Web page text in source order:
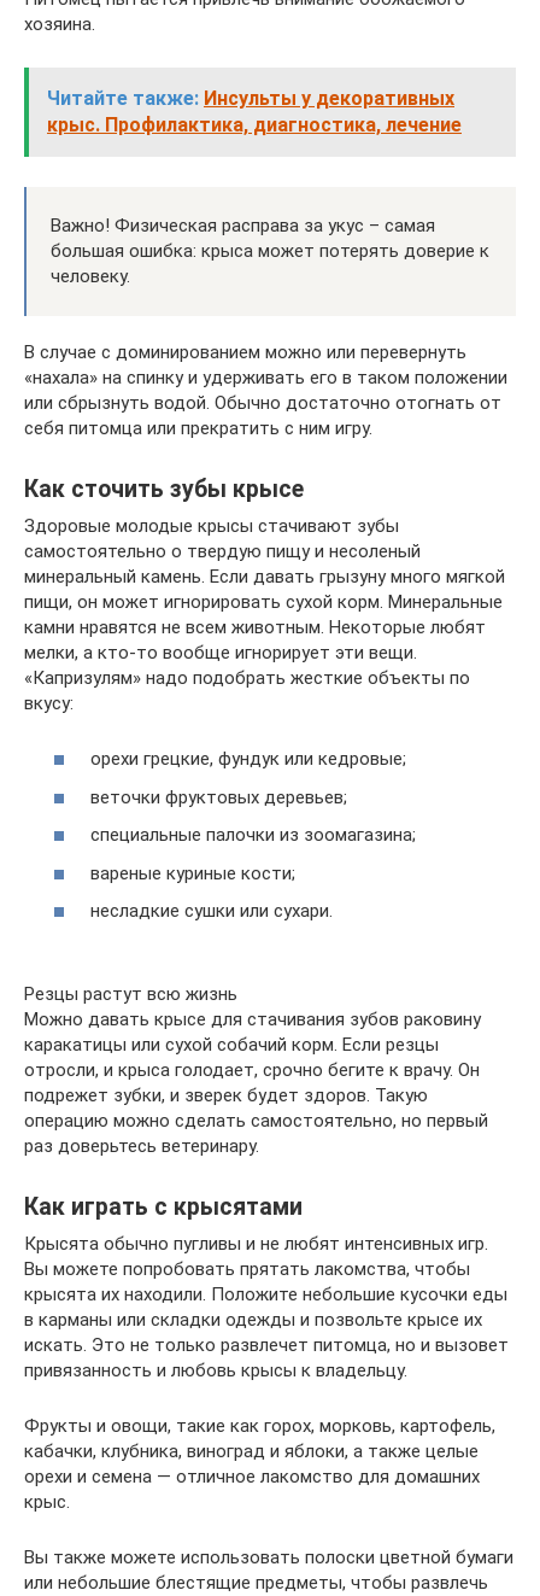
хозяина.
Читайте также: Инсульты у декоративных
крыс. Профилактика, диагностика, лечение
Важно! Физическая расправа за укус – самая
большая ошибка: крыса может потерять доверие к
человеку.
В случае с доминированием можно или перевернуть
«нахала» на спинку и удерживать его в таком положении
или сбрызнуть водой. Обычно достаточно отогнать от
себя питомца или прекратить с ним игру.
Как сточить зубы крысе
Здоровые молодые крысы стачивают зубы
самостоятельно о твердую пищу и несоленый
минеральный камень. Если давать грызуну много мягкой
пищи, он может игнорировать сухой корм. Минеральные
камни нравятся не всем животным. Некоторые любят
мелки, а кто-то вообще игнорирует эти вещи.
«Капризулям» надо подобрать жесткие объекты по
вкусу:
орехи грецкие, фундук или кедровые;
веточки фруктовых деревьев;
специальные палочки из зоомагазина;
вареные куриные кости;
несладкие сушки или сухари.
Резцы растут всю жизнь
Можно давать крысе для стачивания зубов раковину
каракатицы или сухой собачий корм. Если резцы
отросли, и крыса голодает, срочно бегите к врачу. Он
подрежет зубки, и зверек будет здоров. Такую
операцию можно сделать самостоятельно, но первый
раз доверьтесь ветеринару.
Как играть с крысятами
Крысята обычно пугливы и не любят интенсивных игр.
Вы можете попробовать прятать лакомства, чтобы
крысята их находили. Положите небольшие кусочки еды
в карманы или складки одежды и позвольте крысе их
искать. Это не только развлечет питомца, но и вызовет
привязанность и любовь крысы к владельцу.
Фрукты и овощи, такие как горох, морковь, картофель,
кабачки, клубника, виноград и яблоки, а также целые
орехи и семена — отличное лакомство для домашних
крыс.
Вы также можете использовать полоски цветной бумаги
или небольшие блестящие предметы, чтобы развлечь